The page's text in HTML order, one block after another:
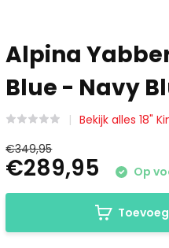
Alpina
Blue - Navy
Bekijk alles 18"
€349,95
€289,95 Op